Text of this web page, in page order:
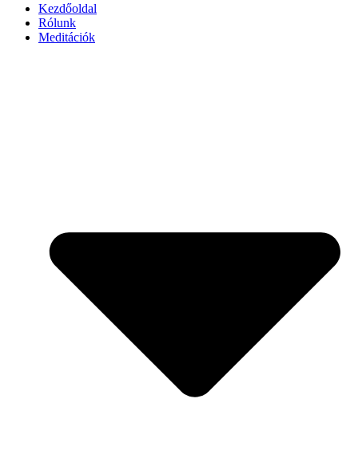
Kezdőoldal
Rólunk
Meditációk